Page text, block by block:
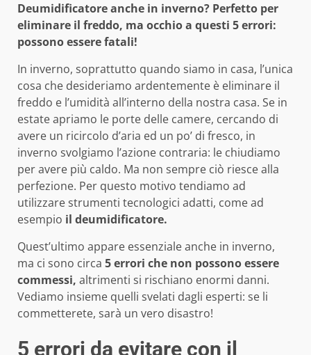
Deumidificatore anche in inverno? Perfetto per
eliminare il freddo, ma occhio a questi 5 errori:
possono essere fatali!
In inverno, soprattutto quando siamo in casa, l’unica
cosa che desideriamo ardentemente è eliminare il
freddo e l’umidità all’interno della nostra casa. Se in
estate apriamo le porte delle camere, cercando di
avere un ricircolo d’aria ed un po’ di fresco, in
inverno svolgiamo l’azione contraria: le chiudiamo
per avere più caldo. Ma non sempre ciò riesce alla
perfezione. Per questo motivo tendiamo ad
utilizzare strumenti tecnologici adatti, come ad
esempio il deumidificatore.
Quest’ultimo appare essenziale anche in inverno,
ma ci sono circa 5 errori che non possono essere
commessi, altrimenti si rischiano enormi danni.
Vediamo insieme quelli svelati dagli esperti: se li
commetterete, sarà un vero disastro!
5 errori da evitare con il